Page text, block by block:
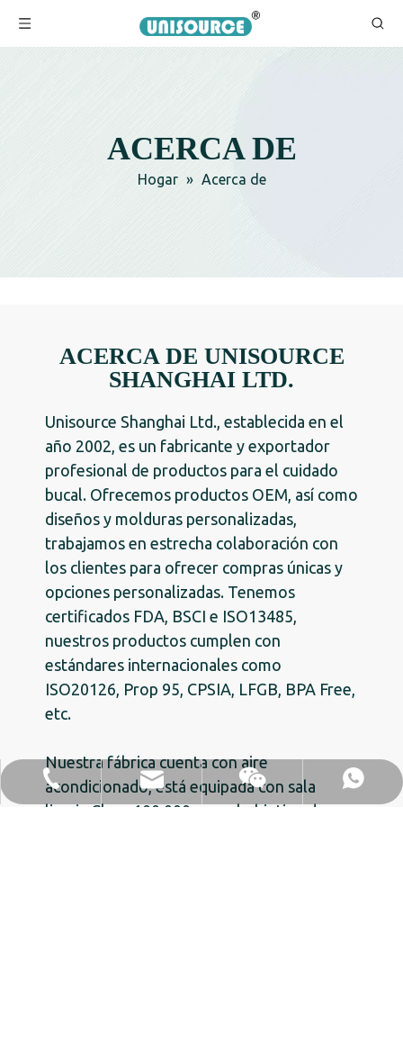
ACERCA DE
Hogar » Acerca de
ACERCA DE UNISOURCE
SHANGHAI LTD.
Unisource Shanghai Ltd., establecida en el
año 2002, es un fabricante y exportador
profesional de productos para el cuidado
bucal. Ofrecemos productos OEM, así como
diseños y molduras personalizadas,
trabajamos en estrecha colaboración con
los clientes para ofrecer compras únicas y
opciones personalizadas. Tenemos
certificados FDA, BSCI e ISO13485,
nuestros productos cumplen con
estándares internacionales como
ISO20126, Prop 95, CPSIA, LFGB, BPA Free,
etc.
Nuestra fábrica cuenta con aire
acondicionado, está equipada con sala
limpia Clase 100,000, con el objetivo de
86-13701841190
sales@unisource-sh.com